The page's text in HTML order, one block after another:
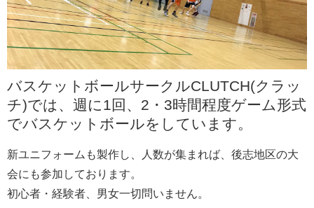
バスケットボールサークルCLUTCH(クラッ
チ)では、週に1回、2・3時間程度ゲーム形式
でバスケットボールをしています。
新ユニフォームも製作し、人数が集まれば、後志地区の大
会にも参加しております。
初心者・経験者、男女一切問いません。